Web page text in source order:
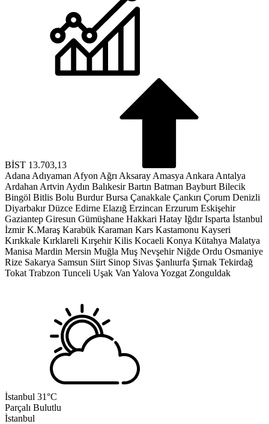
BİST 13.703,13
Adana Adıyaman Afyon Ağrı Aksaray Amasya Ankara Antalya
Ardahan Artvin Aydın Balıkesir Bartın Batman Bayburt Bilecik
Bingöl Bitlis Bolu Burdur Bursa Çanakkale Çankırı Çorum Denizli
Diyarbakır Düzce Edirne Elazığ Erzincan Erzurum Eskişehir
Gaziantep Giresun Gümüşhane Hakkari Hatay Iğdır Isparta İstanbul
İzmir K.Maraş Karabük Karaman Kars Kastamonu Kayseri
Kırıkkale Kırklareli Kırşehir Kilis Kocaeli Konya Kütahya Malatya
Manisa Mardin Mersin Muğla Muş Nevşehir Niğde Ordu Osmaniye
Rize Sakarya Samsun Siirt Sinop Sivas Şanlıurfa Şırnak Tekirdağ
Tokat Trabzon Tunceli Uşak Van Yalova Yozgat Zonguldak
İstanbul 31°C
Parçalı Bulutlu
İstanbul